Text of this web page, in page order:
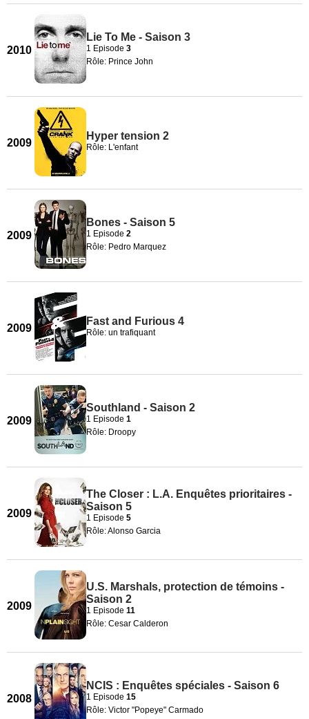
2010
Lie To Me - Saison 3
1 Episode 3
Rôle: Prince John
2009
Hyper tension 2
Rôle: L'enfant
2009
Bones - Saison 5
1 Episode 2
Rôle: Pedro Marquez
2009
Fast and Furious 4
Rôle: un trafiquant
2009
Southland - Saison 2
1 Episode 1
Rôle: Droopy
2009
The Closer : L.A. Enquêtes prioritaires -
Saison 5
1 Episode 5
Rôle: Alonso Garcia
2009
U.S. Marshals, protection de témoins -
Saison 2
1 Episode 11
Rôle: Cesar Calderon
2008
NCIS : Enquêtes spéciales - Saison 6
1 Episode 15
Rôle: Victor "Popeye" Carmado